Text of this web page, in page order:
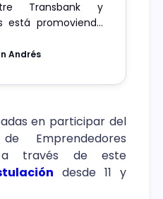
Transbank y
está promoviendo
nuevas
Andrés
en participar del
Emprendedores
a través de este
desde 11 y